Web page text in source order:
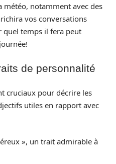
météo, notamment avec des
vos conversations
quel temps il fera peut
de personnalité
cruciaux pour décrire les
utiles en rapport avec
», un trait admirable à